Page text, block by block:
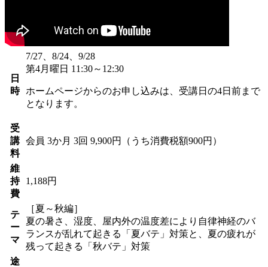
日
時
7/27、8/24、9/28
第4月曜日 11:30～12:30
ホームページからのお申し込みは、受講日の4日前まで
となります。
受
講
料
会員 3か月 3回 9,900円（うち消費税額900円）
維
持
費
1,188円
テ
ー
マ
［夏～秋編］
夏の暑さ、湿度、屋内外の温度差により自律神経のバ
ランスが乱れて起きる「夏バテ」対策と、夏の疲れが
残って起きる「秋バテ」対策
途